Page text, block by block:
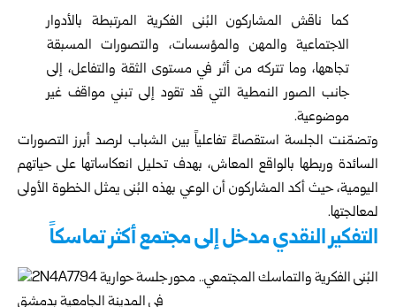
كما ناقش المشاركون البُنى الفكرية المرتبطة بالأدوار
الاجتماعية والمهن والمؤسسات، والتصورات المسبقة
تجاهها، وما تتركه من أثر في مستوى الثقة والتفاعل، إلى
جانب الصور النمطية التي قد تقود إلى تبني مواقف غير
موضوعية.
وتضمّنت الجلسة استقصاءً تفاعلياً بين الشباب لرصد أبرز التصورات
السائدة وربطها بالواقع المعاش، بهدف تحليل انعكاساتها على حياتهم
اليومية، حيث أكد المشاركون أن الوعي بهذه البُنى يمثل الخطوة الأولى
لمعالجتها.
التفكير النقدي مدخل إلى مجتمع أكثر تماسكاً